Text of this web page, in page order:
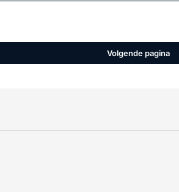
Volgende pagina